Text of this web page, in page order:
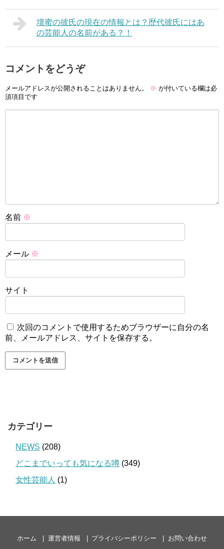
壇蜜の彼氏の現在の情報とは？歴代彼氏にはあ
の芸能人の名前がある？！
コメントをどうぞ
メールアドレスが公開されることはありません。 ※ が付いている欄は必
須項目です
名前 ※
メール ※
サイト
次回のコメントで使用するためブラウザーに自分の名
前、メールアドレス、サイトを保存する。
カテゴリー
NEWS (208)
どこまでいっても気になる噂 (349)
女性芸能人 (1)
ホーム 運営者情報 プライバシーポリシー お問い合わせ